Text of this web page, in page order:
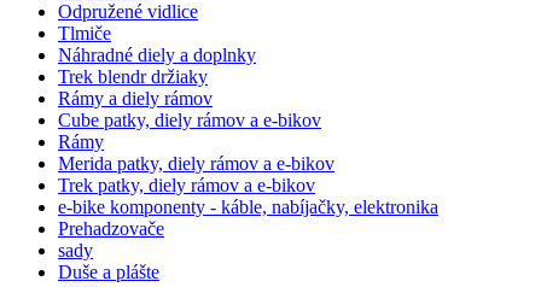
Odpružené vidlice
Tlmiče
Náhradné diely a doplnky
Trek blendr držiaky
Rámy a diely rámov
Cube patky, diely rámov a e-bikov
Rámy
Merida patky, diely rámov a e-bikov
Trek patky, diely rámov a e-bikov
e-bike komponenty - káble, nabíjačky, elektronika
Prehadzovače
sady
Duše a plášte